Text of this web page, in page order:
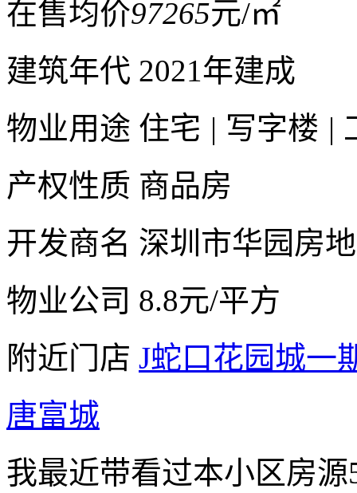
在售均价97265元/㎡
建筑年代 2021年建成
物业用途 住宅 | 写字楼 |
产权性质 商品房
开发商名 深圳市华园房
物业公司 8.8元/平方
附近门店 J蛇口花园城一
唐富城
我最近带看过本小区房